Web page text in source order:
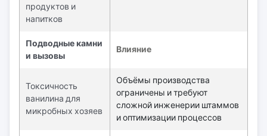
продуктов и
напитков
Подводные камни
и вызовы
Влияние
Токсичность
ванилина для
микробных хозяев
Объёмы производства
ограничены и требуют
сложной инженерии штаммов
и оптимизации процессов